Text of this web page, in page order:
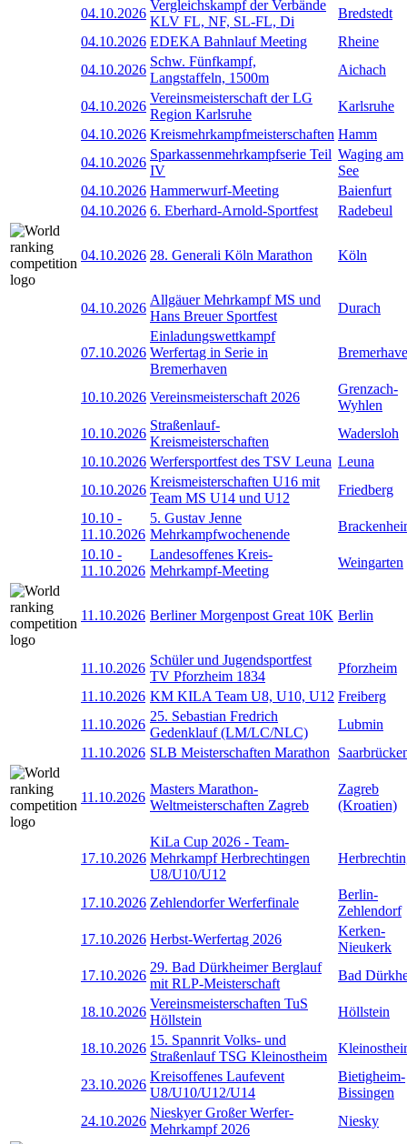
04.10.2026
Vergleichskampf der Verbände
KLV FL, NF, SL-FL, Di
Bredstedt
04.10.2026 EDEKA Bahnlauf Meeting
Rheine
04.10.2026
Schw. Fünfkampf,
Langstaffeln, 1500m
Aichach
04.10.2026
Vereinsmeisterschaft der LG
Region Karlsruhe
Karlsruhe
04.10.2026 Kreismehrkampfmeisterschaften Hamm
04.10.2026
Sparkassenmehrkampfserie Teil
IV
Waging am
See
04.10.2026 Hammerwurf-Meeting
Baienfurt
04.10.2026 6. Eberhard-Arnold-Sportfest Radebeul
04.10.2026 28. Generali Köln Marathon Köln
04.10.2026
Allgäuer Mehrkampf MS und
Hans Breuer Sportfest
Durach
07.10.2026
Einladungswettkampf
Werfertag in Serie in
Bremerhaven
10.10.2026 Vereinsmeisterschaft 2026
Grenzach-
Wyhlen
10.10.2026
Straßenlauf-
Kreismeisterschaften
Wadersloh
10.10.2026 Werfersportfest des TSV Leuna Leuna
10.10.2026
Kreismeisterschaften U16 mit
Team MS U14 und U12
Friedberg
10.10 -
11.10.2026
5. Gustav Jenne
Mehrkampfwochenende
10.10 -
11.10.2026
Landesoffenes Kreis-
Mehrkampf-Meeting
Weingarten
11.10.2026 Berliner Morgenpost Great 10K Berlin
11.10.2026
Schüler und Jugendsportfest
TV Pforzheim 1834
Pforzheim
11.10.2026 KM KILA Team U8, U10, U12 Freiberg
11.10.2026
25. Sebastian Fredrich
Gedenklauf (LM/LC/NLC)
Lubmin
11.10.2026 SLB Meisterschaften Marathon
11.10.2026
Masters Marathon-
Weltmeisterschaften Zagreb
Zagreb
(Kroatien)
17.10.2026
KiLa Cup 2026 - Team-
Mehrkampf Herbrechtingen
U8/U10/U12
17.10.2026 Zehlendorfer Werferfinale
Berlin-
Zehlendorf
17.10.2026 Herbst-Werfertag 2026
Kerken-
Nieukerk
17.10.2026
29. Bad Dürkheimer Berglauf
mit RLP-Meisterschaft
Bad
18.10.2026
Vereinsmeisterschaften TuS
Höllstein
Höllstein
18.10.2026
15. Spannrit Volks- und
Straßenlauf TSG Kleinostheim
23.10.2026
Kreisoffenes Laufevent
U8/U10/U12/U14
Bietigheim-
Bissingen
24.10.2026
Nieskyer Großer Werfer-
Mehrkampf 2026
Niesky